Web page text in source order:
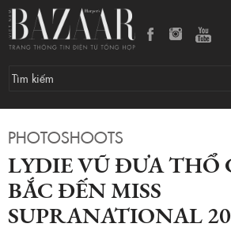
PHOTOSHOOTS
LYDIE VŨ ĐƯA THỔ
BẮC ĐẾN MISS
SUPRANATIONAL